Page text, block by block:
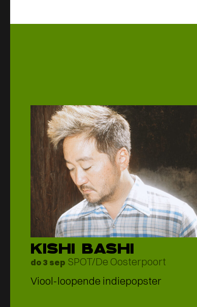
KISHI BASHI
do 3 sep SPOT/De Oosterpoort
Viool-loopende indiepopster